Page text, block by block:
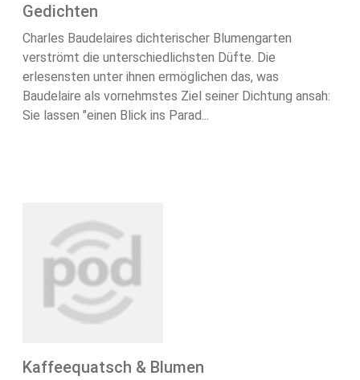
Gedichten
Charles Baudelaires dichterischer Blumengarten
verströmt die unterschiedlichsten Düfte. Die
erlesensten unter ihnen ermöglichen das, was
Baudelaire als vornehmstes Ziel seiner Dichtung ansah:
Sie lassen "einen Blick ins Parad...
Kaffeequatsch & Blumen